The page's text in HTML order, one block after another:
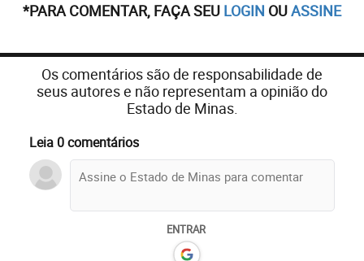
*PARA COMENTAR, FAÇA SEU LOGIN OUASSINE
Os comentários são de responsabilidade de
seus autores e não representam a opinião do
Estado de Minas.
Leia 0 comentários
ENTRAR